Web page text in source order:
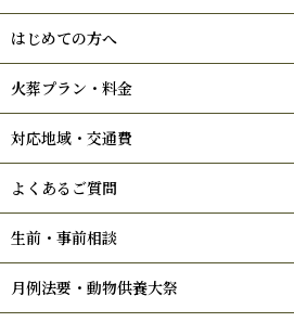
はじめての方へ
火葬プラン・料金
対応地域・交通費
よくあるご質問
生前・事前相談
月例法要・動物供養大祭